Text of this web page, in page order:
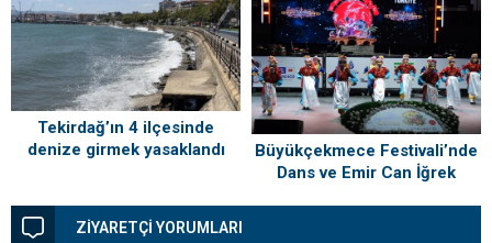
Tekirdağ’ın 4 ilçesinde
denize girmek yasaklandı
Büyükçekmece Festivali’nde
Dans ve Emir Can İğrek
ZİYARETÇİ YORUMLARI